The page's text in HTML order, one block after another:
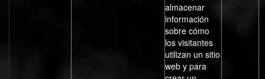
almacenar
información
sobre cómo
los visitantes
utilizan un sitio
web y para